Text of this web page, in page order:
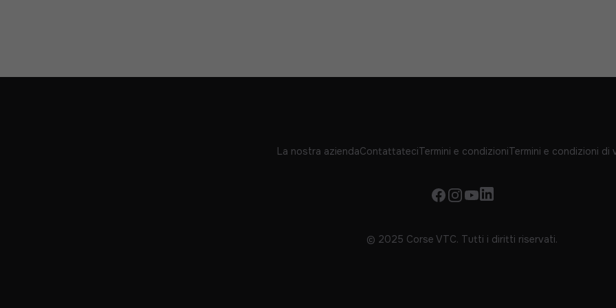
La nostra aziendaContattateciTermini e condizioniTermini e condizioni di
Facebook
Instagram
YouTube
Linkedin
© 2025 Corse VTC. Tutti i diritti riservati.